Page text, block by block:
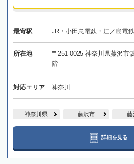
最寄駅 JR・小田急電鉄・江ノ島電
所在地
〒251-0025 神奈川県藤沢市
階
対応エリア 神奈川
神奈川県 藤沢市 藤
詳細を見る